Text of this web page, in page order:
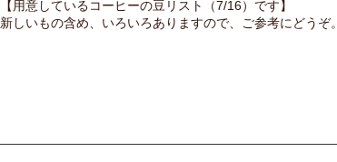
【用意しているコーヒーの豆リスト（7/16）です】
新しいもの含め、いろいろありますので、ご参考にどうぞ。